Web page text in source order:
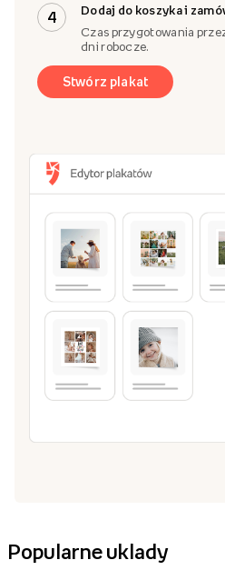
4
Dodaj do koszyka i
Czas przygotowania
dni robocze.
Stwórz plakat
Popularne uklady